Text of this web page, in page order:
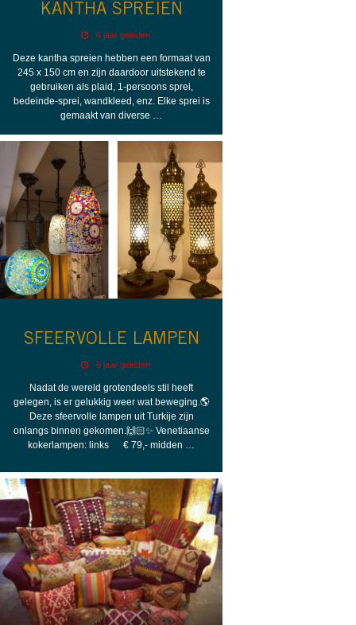
KANTHA SPREIEN
6 jaar geleden
Deze kantha spreien hebben een formaat van
245 x 150 cm en zijn daardoor uitstekend te
gebruiken als plaid, 1-persoons sprei,
bedeinde-sprei, wandkleed, enz. Elke sprei is
gemaakt van diverse …
SFEERVOLLE LAMPEN
6 jaar geleden
Nadat de wereld grotendeels stil heeft
gelegen, is er gelukkig weer wat beweging.🌎
Deze sfeervolle lampen uit Turkije zijn
onlangs binnen gekomen.🙌🏻✨ Venetiaanse
kokerlampen: links € 79,- midden …